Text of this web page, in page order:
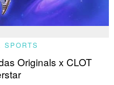
SPORTS
Originals x CLOT